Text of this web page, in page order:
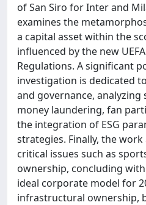
of San Siro for Inter and
examines the
a capital asset within the
influenced by the new
Regulations. A significant
investigation is dedicated
and governance, analyzing
money laundering, fan
the integration of ESG
strategies. Finally, the
critical issues such as
ownership, concluding
ideal corporate model for
infrastructural ownership,